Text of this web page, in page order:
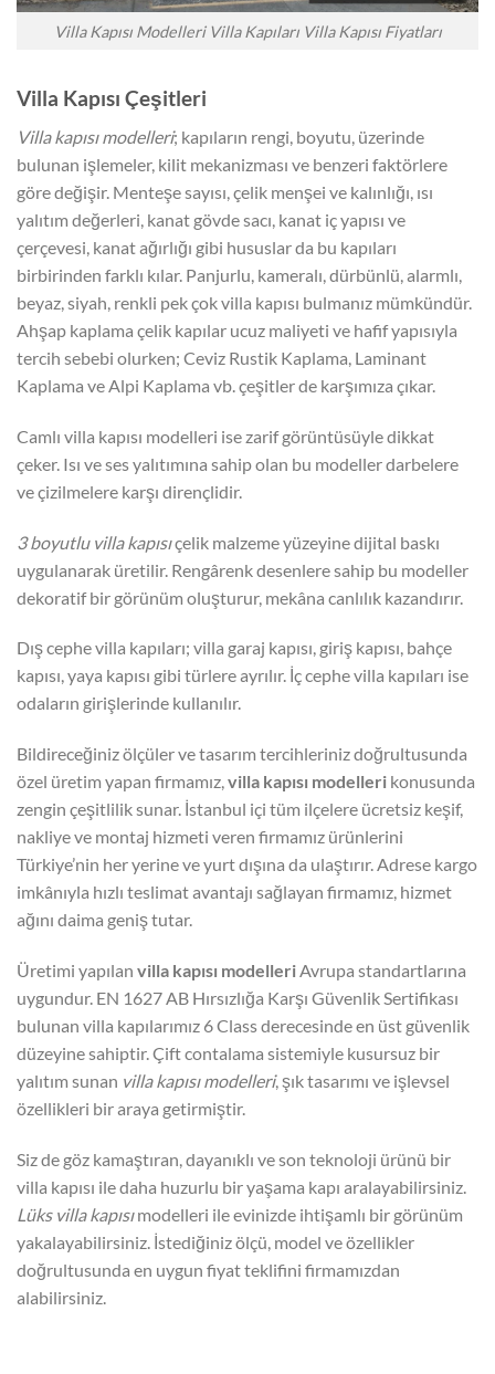
Villa Kapısı Modelleri Villa Kapıları Villa Kapısı Fiyatları
Villa Kapısı Çeşitleri
Villa kapısı modelleri; kapıların rengi, boyutu, üzerinde
bulunan işlemeler, kilit mekanizması ve benzeri faktörlere
göre değişir. Menteşe sayısı, çelik menşei ve kalınlığı, ısı
yalıtım değerleri, kanat gövde sacı, kanat iç yapısı ve
çerçevesi, kanat ağırlığı gibi hususlar da bu kapıları
birbirinden farklı kılar. Panjurlu, kameralı, dürbünlü, alarmlı,
beyaz, siyah, renkli pek çok villa kapısı bulmanız mümkündür.
Ahşap kaplama çelik kapılar ucuz maliyeti ve hafif yapısıyla
tercih sebebi olurken; Ceviz Rustik Kaplama, Laminant
Kaplama ve Alpi Kaplama vb. çeşitler de karşımıza çıkar.
Camlı villa kapısı modelleri ise zarif görüntüsüyle dikkat
çeker. Isı ve ses yalıtımına sahip olan bu modeller darbelere
ve çizilmelere karşı dirençlidir.
3 boyutlu villa kapısıçelik malzeme yüzeyine dijital baskı
uygulanarak üretilir. Rengârenk desenlere sahip bu modeller
dekoratif bir görünüm oluşturur, mekâna canlılık kazandırır.
Dış cephe villa kapıları; villa garaj kapısı, giriş kapısı, bahçe
kapısı, yaya kapısı gibi türlere ayrılır. İç cephe villa kapıları ise
odaların girişlerinde kullanılır.
Bildireceğiniz ölçüler ve tasarım tercihleriniz doğrultusunda
özel üretim yapan firmamız,villa kapısı modelleri konusunda
zengin çeşitlilik sunar. İstanbul içi tüm ilçelere ücretsiz keşif,
nakliye ve montaj hizmeti veren firmamız ürünlerini
Türkiye’nin her yerine ve yurt dışına da ulaştırır. Adrese kargo
imkânıyla hızlı teslimat avantajı sağlayan firmamız, hizmet
ağını daima geniş tutar.
Üretimi yapılan villa kapısı modelleriAvrupa standartlarına
uygundur. EN 1627 AB Hırsızlığa Karşı Güvenlik Sertifikası
bulunan villa kapılarımız 6 Class derecesinde en üst güvenlik
düzeyine sahiptir. Çift contalama sistemiyle kusursuz bir
yalıtım sunan villa kapısı modelleri, şık tasarımı ve işlevsel
özellikleri bir araya getirmiştir.
Siz de göz kamaştıran, dayanıklı ve son teknoloji ürünü bir
villa kapısı ile daha huzurlu bir yaşama kapı aralayabilirsiniz.
Lüks villa kapısımodelleri ile evinizde ihtişamlı bir görünüm
yakalayabilirsiniz. İstediğiniz ölçü, model ve özellikler
doğrultusunda en uygun fiyat teklifini firmamızdan
alabilirsiniz.